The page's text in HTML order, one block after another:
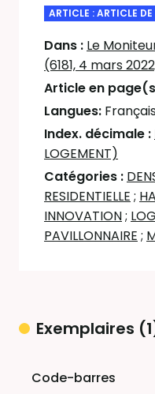
ARTICLE : ARTICLE DE
Dans : Le
(6181, 4 mars
Article en
Langues:
Index. décimale :
LOGEMENT)
Catégories :
RESIDENTIELLE ;
INNOVATION;
PAVILLONNAIRE ;
Exemplaires